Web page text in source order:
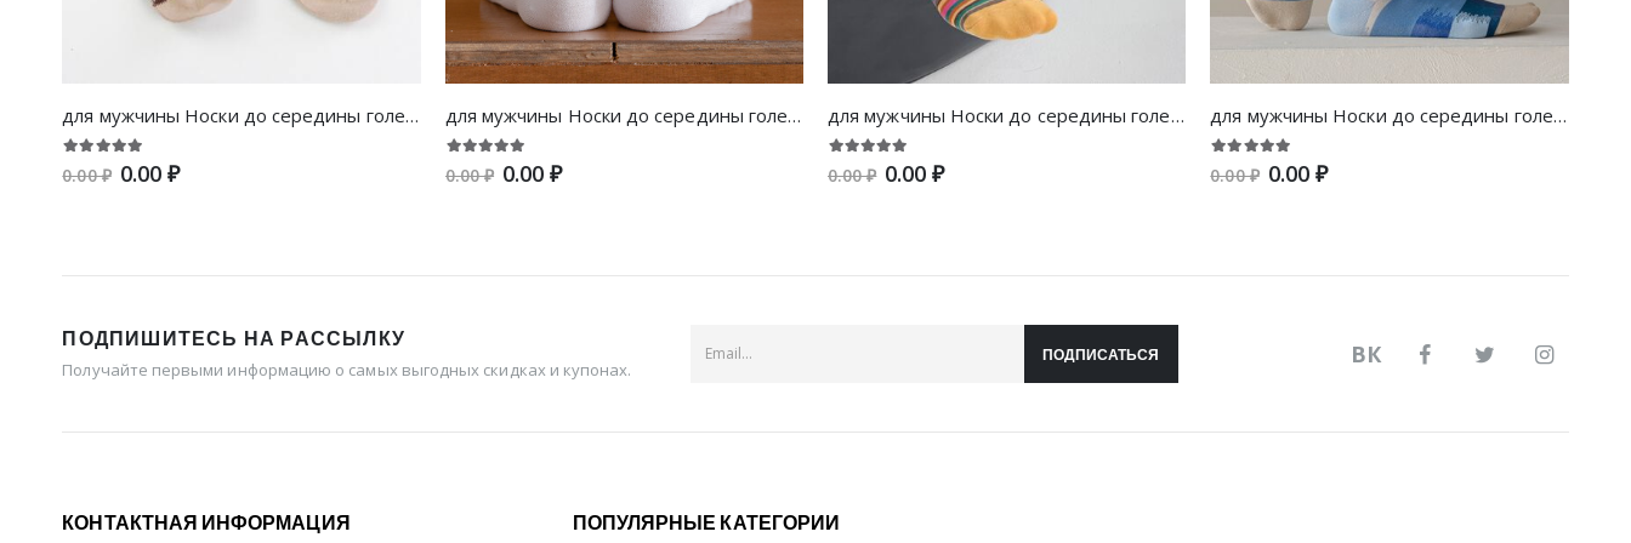
для мужчины Носки до середины голени с узором аргайл
0.00 ₽ 0.00 ₽
для мужчины Носки до середины голени с текстовой вышивкой
0.00 ₽ 0.00 ₽
для мужчины Носки до середины голени в красочную полоску с рисунком
0.00 ₽ 0.00 ₽
для мужчины Носки до середины голени контрастный
0.00 ₽ 0.00 ₽
ПОДПИШИТЕСЬ НА РАССЫЛКУ
Получайте первыми информацию о самых выгодных скидках и купонах.
ПОДПИСАТЬСЯ ВК
КОНТАКТНАЯ ИНФОРМАЦИЯ ПОПУЛЯРНЫЕ КАТЕГОРИИ